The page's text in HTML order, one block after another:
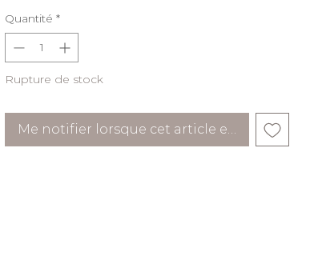
Quantité *
Rupture de stock
Me notifier lorsque cet article est disponible